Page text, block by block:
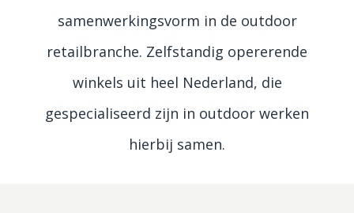
samenwerkingsvorm in de outdoor
retailbranche. Zelfstandig opererende
winkels uit heel Nederland, die
gespecialiseerd zijn in outdoor werken
hierbij samen.